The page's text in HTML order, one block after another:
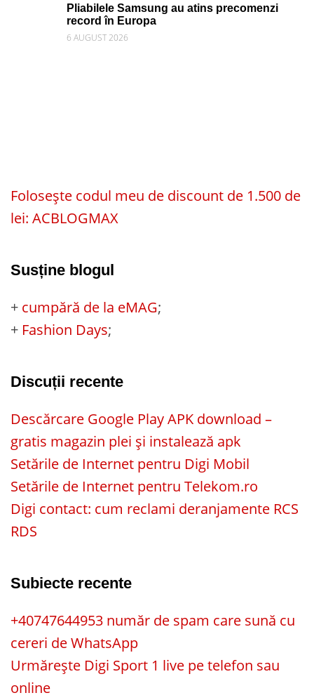
Pliabilele Samsung au atins precomenzi
record în Europa
6 AUGUST 2026
Folosește codul meu de discount de 1.500 de
lei: ACBLOGMAX
Susține blogul
+ cumpără de la eMAG;
+ Fashion Days;
Discuții recente
Descărcare Google Play APK download –
gratis magazin plei și instalează apk
Setările de Internet pentru Digi Mobil
Setările de Internet pentru Telekom.ro
Digi contact: cum reclami deranjamente RCS
RDS
Subiecte recente
+40747644953 număr de spam care sună cu
cereri de WhatsApp
Urmărește Digi Sport 1 live pe telefon sau
online